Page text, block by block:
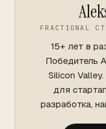
FRACTIONAL
15+ лет в
Победитель
Silicon
для
разработка,